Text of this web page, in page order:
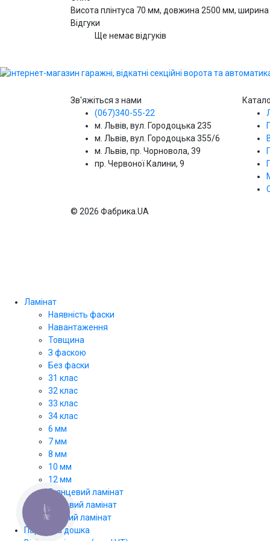
Висота плінтуса 70 мм, довжина 2500 мм, ширина
Відгуки
Ще немає відгуків
Зв'яжіться з нами
(067)340-55-22
м. Львів, вул. Городоцька 235
м. Львів, вул. Городоцька 355/6
м. Львів, пр. Чорновола, 39
пр. Червоної Калини, 9
© 2026 Фабрика.UA
Ламінат
Наявність фаски
Навантаження
Товщина
З фаскою
Без фаски
31 клас
32 клас
33 клас
34 клас
6 мм
7 мм
8 мм
10 мм
12 мм
Глянцевий ламінат
Матовий ламінат
Світлий ламінат
Паркетна дошка
КНОПКА
ЗВ'ЯЗКУ